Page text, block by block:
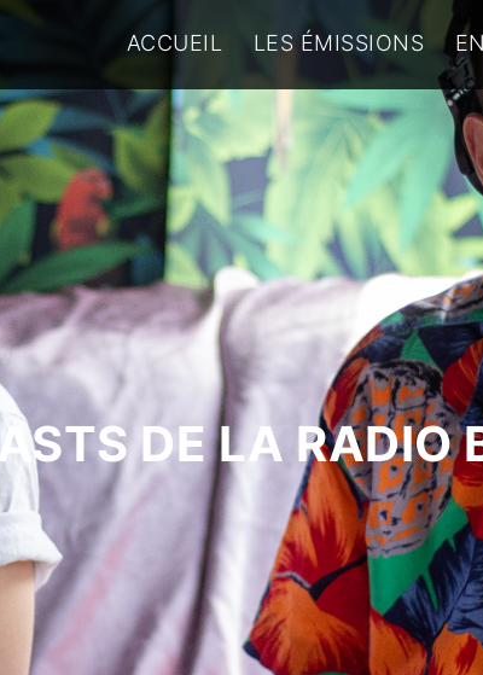
ACCUEIL LES ÉMISSIONS
DE LA RADIO